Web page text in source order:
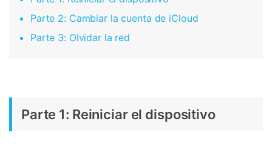
Parte 2: Cambiar la cuenta de iCloud
Parte 3: Olvidar la red
Parte 1: Reiniciar el dispositivo